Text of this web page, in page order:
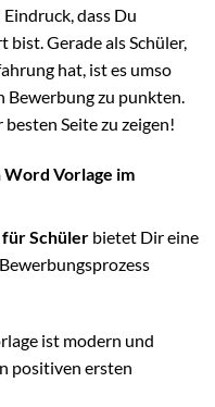
dass Du
Gerade als Schüler,
hat, ist es umso
Bewerbung zu punkten.
Seite zu zeigen!
Vorlage im
Schüler bietet Dir eine
ist modern und
positiven ersten